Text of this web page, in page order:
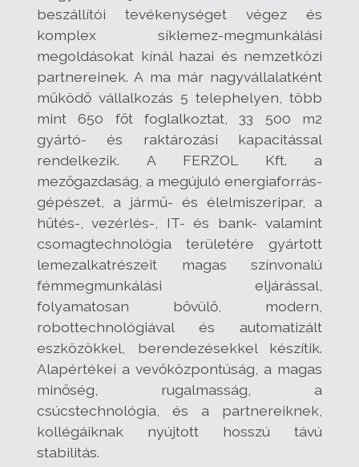
beszállítói tevékenységet végez és
komplex síklemez-megmunkálási
megoldásokat kínál hazai és nemzetközi
partnereinek. A ma már nagyvállalatként
működő vállalkozás 5 telephelyen, több
mint 650 főt foglalkoztat, 33 500 m2
gyártó- és raktározási kapacitással
rendelkezik. A FERZOL Kft. a
mezőgazdaság, a megújuló energiaforrás-
gépészet, a jármű- és élelmiszeripar, a
hűtés-, vezérlés-, IT- és bank- valamint
csomagtechnológia területére gyártott
lemezalkatrészeit magas színvonalú
fémmegmunkálási eljárással,
folyamatosan bővülő, modern,
robottechnológiával és automatizált
eszközökkel, berendezésekkel készítik.
Alapértékei a vevőközpontúság, a magas
minőség, rugalmasság, a
csúcstechnológia, és a partnereiknek,
kollégáiknak nyújtott hosszú távú
stabilitás.